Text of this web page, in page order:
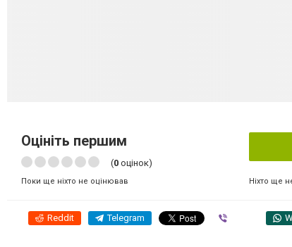
Оцініть першим
(0 оцінок)
Поки ще ніхто не оцінював Ніхто ще
Reddit Telegram